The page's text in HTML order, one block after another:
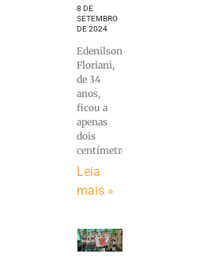
8 DE
SETEMBRO
DE 2024
Edenilson
Floriani,
de 34
anos,
ficou a
apenas
dois
centímetros
Leia
mais »